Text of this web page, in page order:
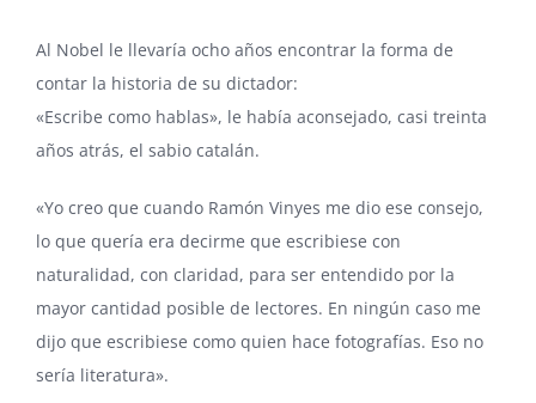
Al Nobel le llevaría ocho años encontrar la forma de
contar la historia de su dictador:
«Escribe como hablas», le había aconsejado, casi treinta
años atrás, el sabio catalán.
«Yo creo que cuando Ramón Vinyes me dio ese consejo,
lo que quería era decirme que escribiese con
naturalidad, con claridad, para ser entendido por la
mayor cantidad posible de lectores. En ningún caso me
dijo que escribiese como quien hace fotografías. Eso no
sería literatura».